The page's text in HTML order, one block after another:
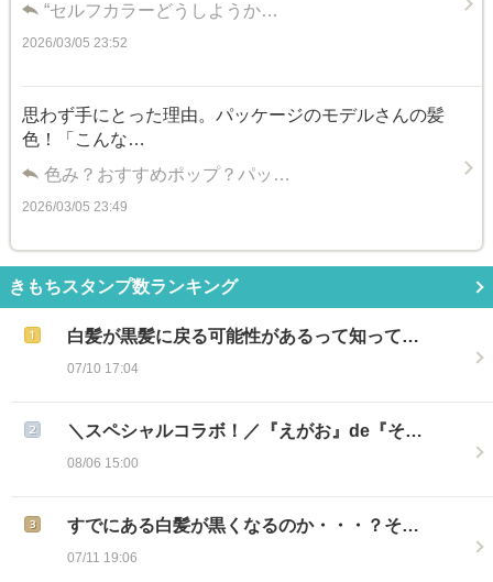
“セルフカラーどうしようか…
2026/03/05 23:52
思わず手にとった理由。パッケージのモデルさんの髪
色！「こんな…
色み？おすすめポップ？パッ…
2026/03/05 23:49
きもちスタンプ数ランキング
白髪が黒髪に戻る可能性があるって知って…
07/10 17:04
＼スペシャルコラボ！／『えがお』de『そ…
08/06 15:00
すでにある白髪が黒くなるのか・・・？そ…
07/11 19:06